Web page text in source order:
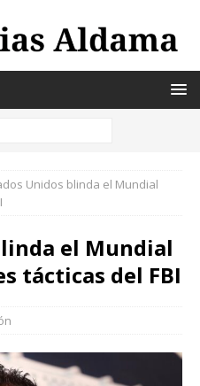
Unidos blinda el Mundial
el Mundial
tácticas del FBI